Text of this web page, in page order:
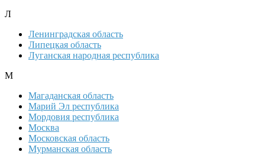
Л
Ленинградская область
Липецкая область
Луганская народная республика
М
Магаданская область
Марий Эл республика
Мордовия республика
Москва
Московская область
Мурманская область